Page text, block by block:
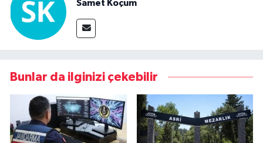
Samet Koçum
Bunlar da ilginizi çekebilir